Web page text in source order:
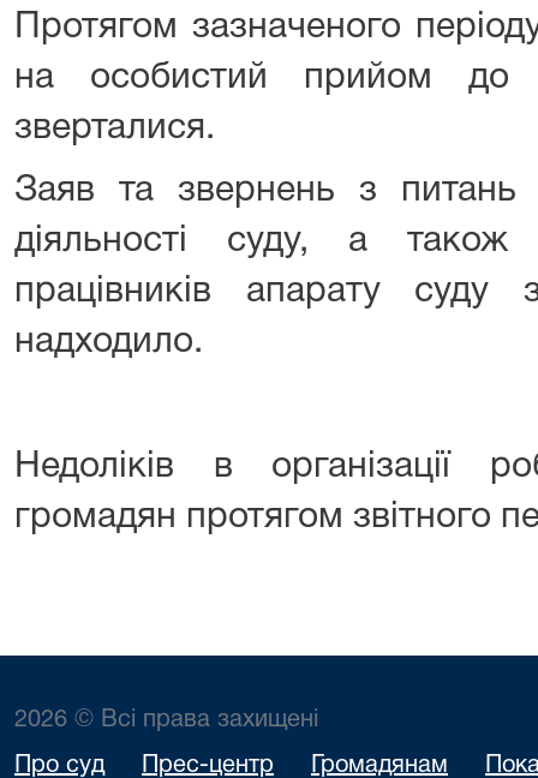
Протягом зазначеного
на особистий прийом до
зверталися.
Заяв та звернень з питань
діяльності суду, а
працівників апарату суду
надходило.
Недоліків в організації
громадян протягом звітного
2026 © Всі права захищені
Про суд Прес-центр Громадянам